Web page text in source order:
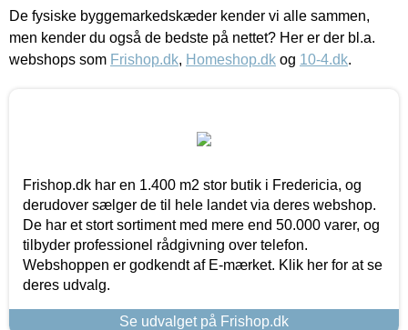
De fysiske byggemarkedskæder kender vi alle sammen,
men kender du også de bedste på nettet? Her er der bl.a.
webshops som Frishop.dk, Homeshop.dk og 10-4.dk.
Frishop.dk har en 1.400 m2 stor butik i Fredericia, og
derudover sælger de til hele landet via deres webshop.
De har et stort sortiment med mere end 50.000 varer, og
tilbyder professionel rådgivning over telefon.
Webshoppen er godkendt af E-mærket. Klik her for at se
deres udvalg.
Se udvalget på Frishop.dk